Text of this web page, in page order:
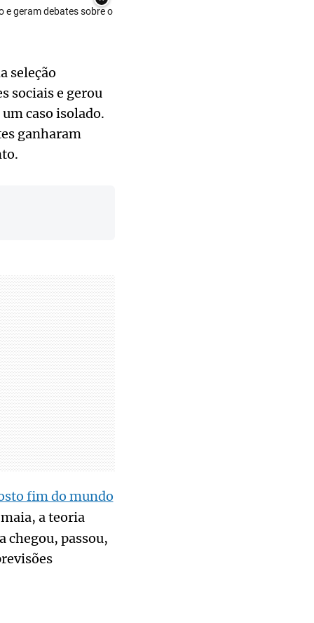
e geram debates sobre o
seleção
sociais e gerou
caso isolado.
ganharam
fim do mundo
a teoria
chegou, passou,